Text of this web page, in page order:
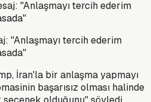
"Anlaşmayı tercih ederim
İran'la bir anlaşma yapmayı
başarısız olması halinde